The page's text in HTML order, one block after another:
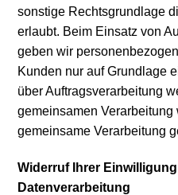
sonstige Rechtsgrundlage
erlaubt. Beim Einsatz von
geben wir
Kunden nur auf Grundlage
über Auftragsverarbeitung
gemeinsamen Verarbeitung
gemeinsame Verarbeitung
Widerruf Ihrer
Datenverarbeitung